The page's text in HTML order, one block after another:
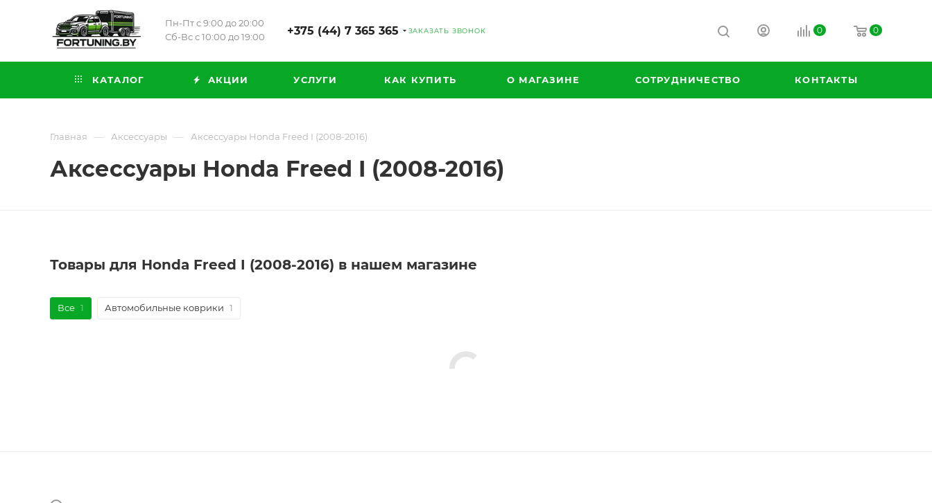
Пн-Пт с 9:00 до 20:00
Сб-Вс с 10:00 до 19:00
+375 (44) 7 365 365 ЗАКАЗАТЬ ЗВОНОК 0 0
КАТАЛОГ АКЦИИ УСЛУГИ КАК КУПИТЬ О МАГАЗИНЕ СОТРУДНИЧЕСТВО КОНТАКТЫ
Главная — Аксессуары — Аксессуары Honda Freed I (2008-2016)
Аксессуары Honda Freed I (2008-2016)
Товары для Honda Freed I (2008-2016) в нашем магазине
Все 1 Автомобильные коврики 1